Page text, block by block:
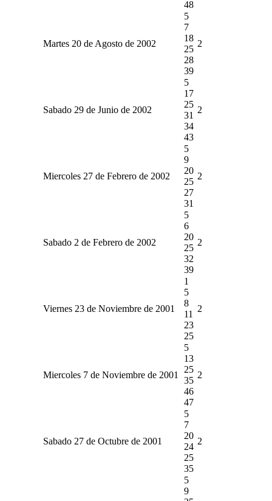
48
Martes 20 de Agosto de 2002
5
7
18
25
28
39
2
Sabado 29 de Junio de 2002
5
17
25
31
34
43
2
Miercoles 27 de Febrero de 2002
5
9
20
25
27
31
2
Sabado 2 de Febrero de 2002
5
6
20
25
32
39
2
Viernes 23 de Noviembre de 2001
1
5
8
11
23
25
2
Miercoles 7 de Noviembre de 2001
5
13
25
35
46
47
2
Sabado 27 de Octubre de 2001
5
7
20
24
25
35
2
5
9